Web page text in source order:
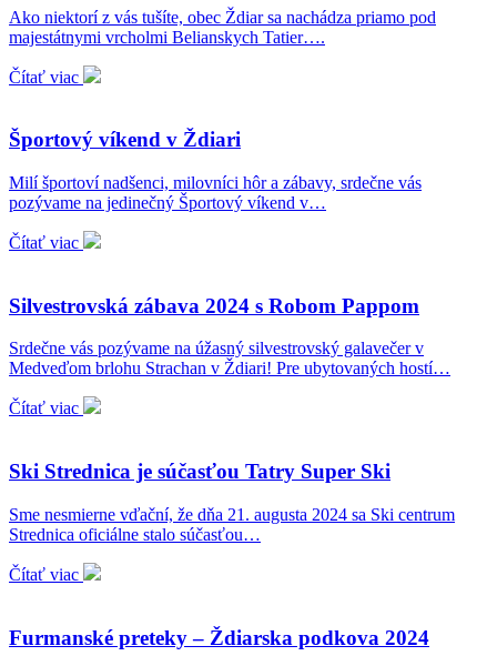
Ako niektorí z vás tušíte, obec Ždiar sa nachádza priamo pod
majestátnymi vrcholmi Belianskych Tatier….
Čítať viac
Športový víkend v Ždiari
Milí športoví nadšenci, milovníci hôr a zábavy, srdečne vás
pozývame na jedinečný Športový víkend v…
Čítať viac
Silvestrovská zábava 2024 s Robom Pappom
Srdečne vás pozývame na úžasný silvestrovský galavečer v
Medveďom brlohu Strachan v Ždiari! Pre ubytovaných hostí…
Čítať viac
Ski Strednica je súčasťou Tatry Super Ski
Sme nesmierne vďační, že dňa 21. augusta 2024 sa Ski centrum
Strednica oficiálne stalo súčasťou…
Čítať viac
Furmanské preteky – Ždiarska podkova 2024